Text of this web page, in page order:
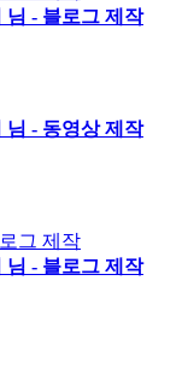
님 - 블로그 제작
님 - 동영상 제작
님 - 블로그 제작